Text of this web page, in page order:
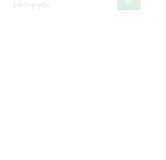
165 руб.